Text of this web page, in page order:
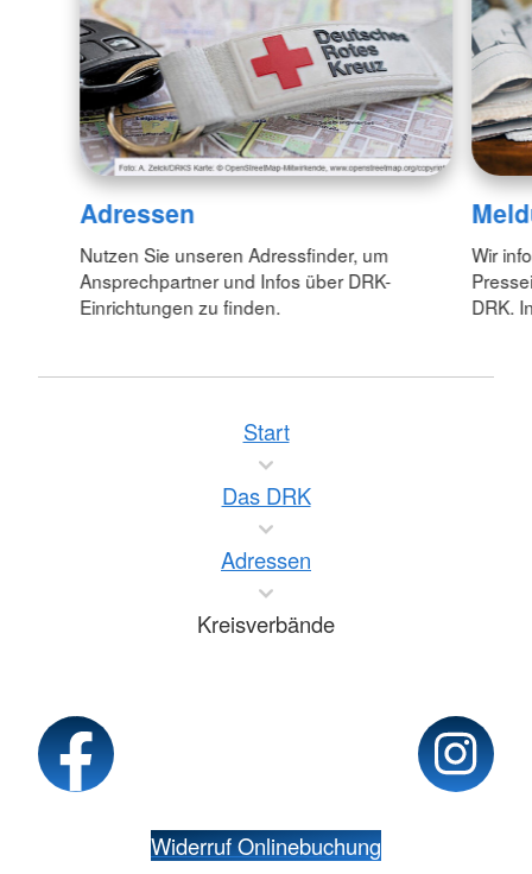
Adressen
Nutzen Sie unseren Adressfinder, um
Ansprechpartner und Infos über DRK-
Einrichtungen zu finden.
Wir
DRK.
Start
Das DRK
Adressen
Kreisverbände
Widerruf Onlinebuchung